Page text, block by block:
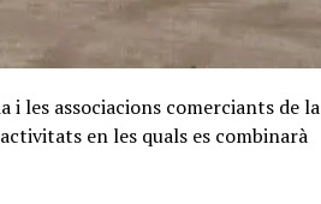
i les associacions comerciants de la
en les quals es combinarà